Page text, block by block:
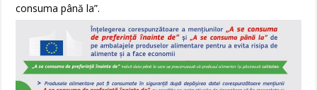
consuma până la”.